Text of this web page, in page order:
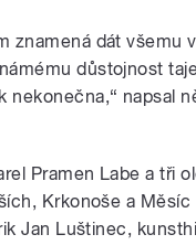
znamená dát všemu
důstojnost
nekonečna,“ napsal
Pramen Labe a tři
Krkonoše a
Jan Luštinec,